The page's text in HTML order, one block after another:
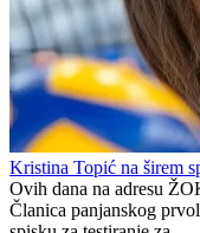
Sjajni Hajduk peticom
Vilniusu na korak do
offa
Petar Sučić postao